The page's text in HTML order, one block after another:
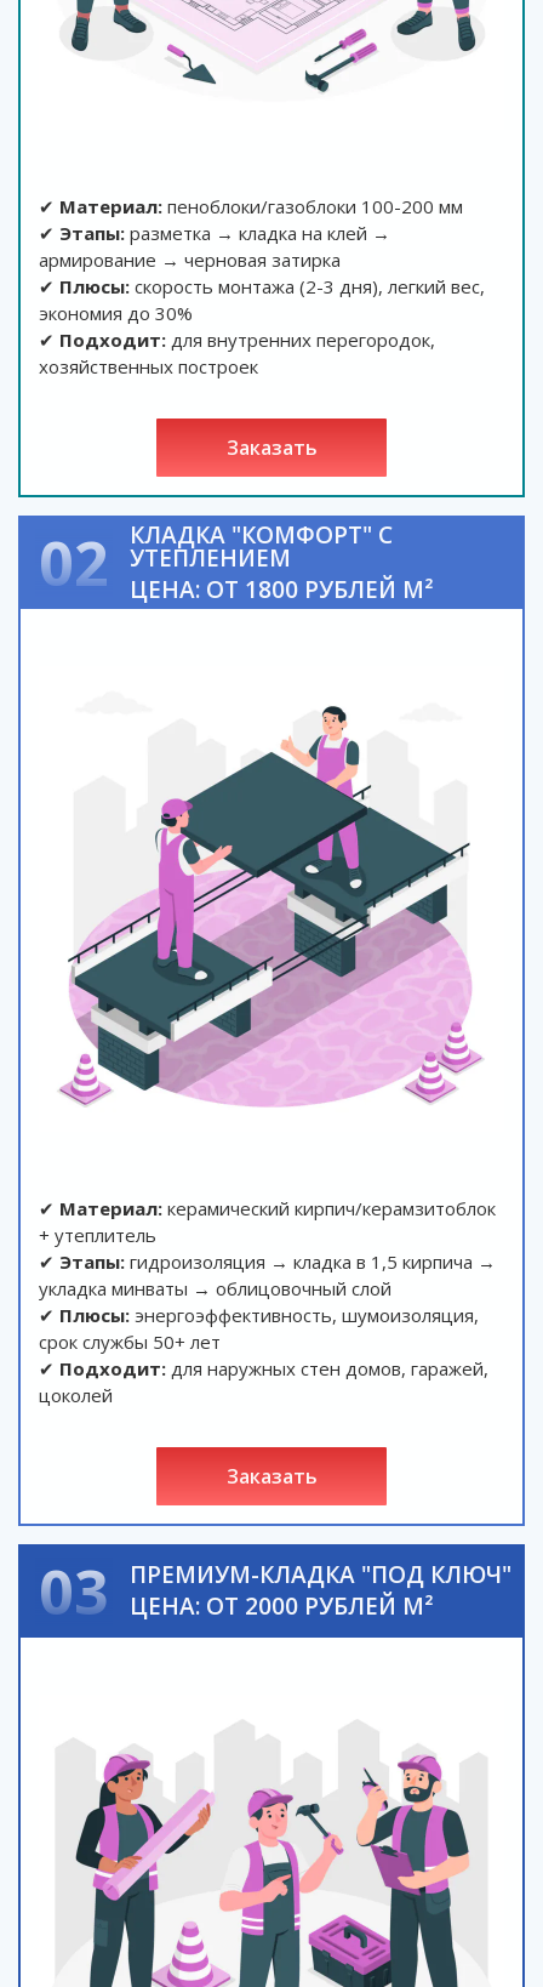
✔ Материал: пеноблоки/газоблоки 100-200 мм
✔ Этапы: разметка → кладка на клей →
армирование → черновая затирка
✔ Плюсы: скорость монтажа (2-3 дня), легкий вес,
экономия до 30%
✔ Подходит: для внутренних перегородок,
хозяйственных построек
заказать
02 КЛАДКА "КОМФОРТ" С
УТЕПЛЕНИЕМ
ЦЕНА: ОТ 1800 РУБЛЕЙ М²
✔ Материал: керамический кирпич/керамзитоблок
+ утеплитель
✔ Этапы: гидроизоляция → кладка в 1,5 кирпича →
укладка минваты → облицовочный слой
✔ Плюсы: энергоэффективность, шумоизоляция,
срок службы 50+ лет
✔ Подходит: для наружных стен домов, гаражей,
цоколей
заказать
03
ПРЕМИУМ-КЛАДКА "ПОД КЛЮЧ"
ЦЕНА: ОТ 2000 РУБЛЕЙ М²